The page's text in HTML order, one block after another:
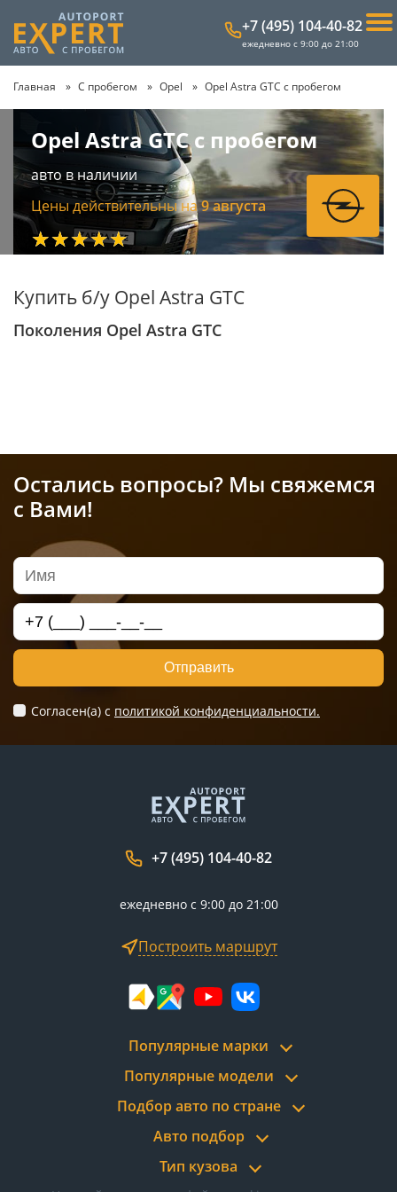
+7 (495) 104-40-82
ежедневно с 9:00 до 21:00
Главная С пробегом Opel Opel Astra GTC с пробегом
Opel Astra GTC с пробегом
авто в наличии
Цены действительны на9 августа
★★★★★
Купить б/у Opel Astra GTC
Поколения Opel Astra GTC
Остались вопросы? Мы свяжемся
с Вами!
Отправить
Согласен(а) c политикой конфиденциальности.
+7 (495) 104-40-82
ежедневно с 9:00 до 21:00
Построить маршрут
Популярные марки
Популярные модели
Подбор авто по стране
Авто подбор
Тип кузова